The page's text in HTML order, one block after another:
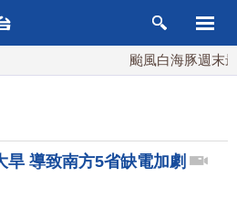
颱風白海豚週末最
旱 導致南方5省缺電加劇